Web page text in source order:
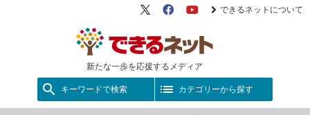
新たな一歩を応援するメディア
X（旧
FacebookYouTube
できるネットについて
キーワードで検索 カテゴリーから探す